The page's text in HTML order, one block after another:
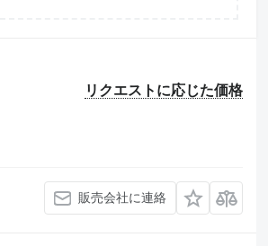
リクエストに応じた価格
販売会社に連絡